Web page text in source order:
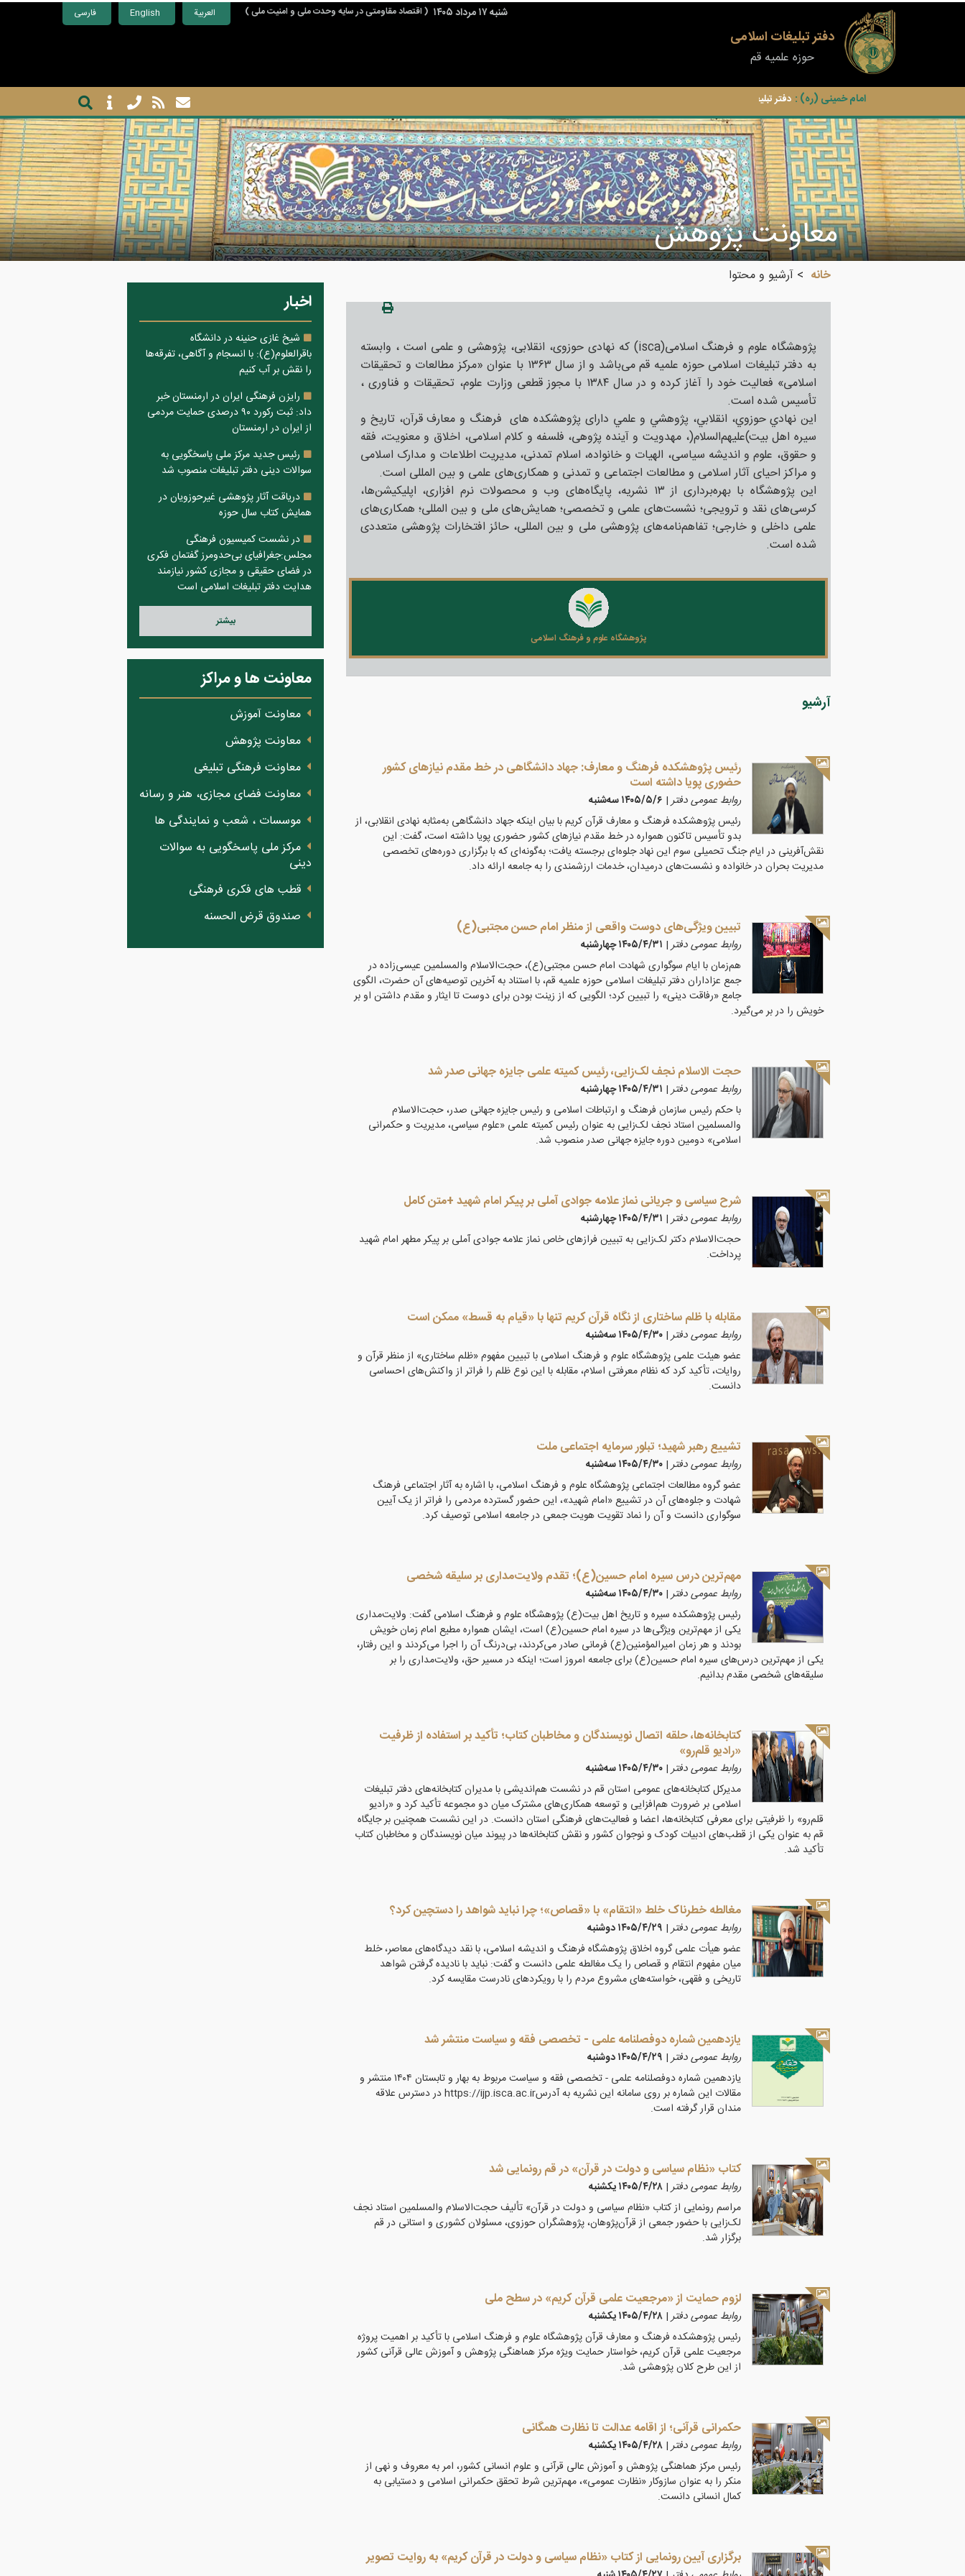
فارسی English العربية شنبه ۱۷ مرداد ۱۴۰۵ ( اقتصاد مقاومتی در سایه وحدت ملی و امنیت ملی )
دفتر تبلیغات اسلامی
حوزه علمیه قم
امام خمینی (ره) : دفتر تبلیغات اسلامی خدمات شایان تقدیری به اسلام و جمهوری اسلامی و حوزه های علمیه نموده است که باید از آن تشکر نمود.
معاونت پژوهش
خانه آرشیو و محتوا
پژوهشگاه علوم و فرهنگ اسلامی(isca) که نهادی حوزوی، انقلابی، پژوهشی و علمی است ، وابسته
به دفتر تبلیغات اسلامی حوزه علمیه قم می‌باشد و از سال ۱۳۶۳ با عنوان «مرکز مطالعات و تحقیقات
اسلامی» فعالیت خود را آغاز کرده و در سال ۱۳۸۴ با مجوز قطعی وزارت علوم، تحقیقات و فناوری ،
تأسیس شده است.
این نهادي حوزوي، انقلابي، پژوهشي و علمي دارای پژوهشکده های فرهنگ و معارف قرآن، تاريخ و
سیره اهل بیت)علیهم‌السلام(، مهدويت و آينده پژوهی، فلسفه و کلام اسلامی، اخلاق و معنويت، فقه
و حقوق، علوم و انديشه سیاسی، الهیات و خانواده، اسلام تمدنی، مديريت اطلاعات و مدارک اسلامی
و مراکز احیای آثار اسلامی و مطالعات اجتماعی و تمدنی و همکاری‌های علمی و بین المللی است.
این پژوهشگاه با بهره‌برداری از ۱۳ نشریه، پایگاه‌های وب و محصولات نرم افزاری، اپلیکیشن‌ها،
کرسی‌های نقد و ترویجی؛ نشست‌های علمی و تخصصی؛ همایش‌های ملی و بین المللی؛ همکاری‌های
علمی داخلی و خارجی؛ تفاهم‌نامه‌های پژوهشی ملی و بین المللی، حائز افتخارات پژوهشی متعددی
شده است.
پژوهشگاه علوم و فرهنگ اسلامی
آرشیو
رئیس پژوهشکده فرهنگ و معارف: جهاد دانشگاهی در خط مقدم نیازهای کشور
حضوری پویا داشته است
روابط عمومی دفتر| ۱۴۰۵/۵/۶ سه‌شنبه
رئیس پژوهشکده فرهنگ و معارف قرآن کریم با بیان اینکه جهاد دانشگاهی به‌مثابه نهادی انقلابی، از
بدو تأسیس تاکنون همواره در خط مقدم نیازهای کشور حضوری پویا داشته است، گفت: این
نقش‌آفرینی در ایام جنگ تحمیلی سوم این نهاد جلوه‌ای برجسته یافت؛ به‌گونه‌ای که با برگزاری دوره‌های تخصصی
مدیریت بحران در خانواده و نشست‌های درمیدان، خدمات ارزشمندی را به جامعه ارائه داد.
تبیین ویژگی‌های دوست واقعی از منظر امام حسن مجتبی(ع)
روابط عمومی دفتر| ۱۴۰۵/۴/۳۱ چهارشنبه
هم‌زمان با ایام سوگواری شهادت امام حسن مجتبی(ع)، حجت‌الاسلام والمسلمین عیسی‌زاده در
جمع عزاداران دفتر تبلیغات اسلامی حوزه علمیه قم، با استناد به آخرین توصیه‌های آن حضرت، الگوی
جامع «رفاقت دینی» را تبیین کرد؛ الگویی که از زینت بودن برای دوست تا ایثار و مقدم داشتن او بر
خویش را در بر می‌گیرد.
حجت الاسلام نجف لک‌زایی، رئیس کمیته علمی جایزه جهانی صدر شد
روابط عمومی دفتر| ۱۴۰۵/۴/۳۱ چهارشنبه
با حکم رئیس سازمان فرهنگ و ارتباطات اسلامی و رئیس جایزه جهانی صدر، حجت‌الاسلام
والمسلمین استاد نجف لک‌زایی به عنوان رئیس کمیته علمی «علوم سیاسی، مدیریت و حکمرانی
اسلامی» دومین دوره جایزه جهانی صدر منصوب شد.
شرح سیاسی و جریانی نماز علامه جوادی آملی بر پیکر امام شهید +متن کامل
روابط عمومی دفتر| ۱۴۰۵/۴/۳۱ چهارشنبه
حجت‌الاسلام دکتر لک‌زایی به تبیین فرازهای خاص نماز علامه جوادی آملی بر پیکر مطهر امام شهید
پرداخت.
مقابله با ظلم ساختاری از نگاه قرآن کریم تنها با «قیام به قسط» ممکن است
روابط عمومی دفتر| ۱۴۰۵/۴/۳۰ سه‌شنبه
عضو هیئت علمی پژوهشگاه علوم و فرهنگ اسلامی با تبیین مفهوم «ظلم ساختاری» از منظر قرآن و
روایات، تأکید کرد که نظام معرفتی اسلام، مقابله با این نوع ظلم را فراتر از واکنش‌های احساسی
دانست.
تشییع رهبر شهید؛ تبلور سرمایه اجتماعی ملت
روابط عمومی دفتر| ۱۴۰۵/۴/۳۰ سه‌شنبه
عضو گروه مطالعات اجتماعی پژوهشگاه علوم و فرهنگ اسلامی، با اشاره به آثار اجتماعی فرهنگ
شهادت و جلوه‌های آن در تشییع «امام شهید»، این حضور گسترده مردمی را فراتر از یک آیین
سوگواری دانست و آن را نماد تقویت هویت جمعی در جامعه اسلامی توصیف کرد.
مهم‌ترین درس سیره امام حسین(ع)؛ تقدم ولایت‌مداری بر سلیقه شخصی
روابط عمومی دفتر| ۱۴۰۵/۴/۳۰ سه‌شنبه
رئیس پژوهشکده سیره و تاریخ اهل بیت(ع) پژوهشگاه علوم و فرهنگ اسلامی گفت: ولایت‌مداری
یکی از مهم‌ترین ویژگی‌ها در سیره امام حسین(ع) است، ایشان همواره مطیع امام زمان خویش
بودند و هر زمان امیرالمؤمنین(ع) فرمانی صادر می‌کردند، بی‌درنگ آن را اجرا می‌کردند و این رفتار،
یکی از مهم‌ترین درس‌های سیره امام حسین(ع) برای جامعه امروز است؛ اینکه در مسیر حق، ولایت‌مداری را بر
سلیقه‌های شخصی مقدم بدانیم.
کتابخانه‌ها، حلقه اتصال نویسندگان و مخاطبان کتاب؛ تأکید بر استفاده از ظرفیت
«رادیو قلم‌رو»
روابط عمومی دفتر| ۱۴۰۵/۴/۳۰ سه‌شنبه
مدیرکل کتابخانه‌های عمومی استان قم در نشست هم‌اندیشی با مدیران کتابخانه‌های دفتر تبلیغات
اسلامی بر ضرورت هم‌افزایی و توسعه همکاری‌های مشترک میان دو مجموعه تأکید کرد و «رادیو
قلم‌رو» را ظرفیتی برای معرفی کتابخانه‌ها، اعضا و فعالیت‌های فرهنگی استان دانست. در این نشست همچنین بر جایگاه
قم به عنوان یکی از قطب‌های ادبیات کودک و نوجوان کشور و نقش کتابخانه‌ها در پیوند میان نویسندگان و مخاطبان کتاب
تأکید شد.
مغالطه خطرناک خلط «انتقام» با «قصاص»؛ چرا نباید شواهد را دستچین کرد؟
روابط عمومی دفتر| ۱۴۰۵/۴/۲۹ دوشنبه
عضو هیأت علمی گروه اخلاق پژوهشگاه فرهنگ و اندیشه اسلامی، با نقد دیدگاه‌های معاصر، خلط
میان مفهوم انتقام و قصاص را یک مغالطه علمی دانست و گفت: نباید با نادیده گرفتن شواهد
تاریخی و فقهی، خواسته‌های مشروع مردم را با رویکردهای نادرست مقایسه کرد.
یازدهمین شماره دوفصلنامه علمی - تخصصی فقه و سیاست منتشر شد
روابط عمومی دفتر| ۱۴۰۵/۴/۲۹ دوشنبه
یازدهمین شماره دوفصلنامه علمی - تخصصی فقه و سیاست مربوط به بهار و تابستان ۱۴۰۴ منتشر و
مقالات این شماره بر روی سامانه این نشریه به آدرسhttps://ijp.isca.ac.ir در دسترس علاقه
مندان قرار گرفته است.
کتاب «نظام سیاسی و دولت در قرآن» در قم رونمایی شد
روابط عمومی دفتر| ۱۴۰۵/۴/۲۸ يكشنبه
مراسم رونمایی از کتاب «نظام سیاسی و دولت در قرآن» تألیف حجت‌الاسلام والمسلمین استاد نجف
لک‌زایی با حضور جمعی از قرآن‌پژوهان، پژوهشگران حوزوی، مسئولان کشوری و استانی در قم
برگزار شد.
لزوم حمایت از «مرجعیت علمی قرآن کریم» در سطح ملی
روابط عمومی دفتر| ۱۴۰۵/۴/۲۸ يكشنبه
رئیس پژوهشکده فرهنگ و معارف قرآن پژوهشگاه علوم و فرهنگ اسلامی با تأکید بر اهمیت پروژه
مرجعیت علمی قرآن کریم، خواستار حمایت ویژه مرکز هماهنگی پژوهش و آموزش عالی قرآنی کشور
از این طرح کلان پژوهشی شد.
حکمرانی قرآنی؛ از اقامه عدالت تا نظارت همگانی
روابط عمومی دفتر| ۱۴۰۵/۴/۲۸ يكشنبه
رئیس مرکز هماهنگی پژوهش و آموزش عالی قرآنی و علوم انسانی کشور، امر به معروف و نهی از
منکر را به عنوان سازوکار «نظارت عمومی»، مهم‌ترین شرط تحقق حکمرانی اسلامی و دستیابی به
کمال انسانی دانست.
برگزاری آیین رونمایی از کتاب «نظام سیاسی و دولت در قرآن کریم» به روایت تصویر
اخبار
شیخ غازی حنینه در دانشگاه
باقرالعلوم(ع): با انسجام و آگاهی، تفرقه‌ها
را نقش بر آب کنیم
رایزن فرهنگی ایران در ارمنستان خبر
داد: ثبت رکورد ۹۰ درصدی حمایت مردمی
از ایران در ارمنستان
رئیس جدید مرکز ملی پاسخگویی به
سوالات دینی دفتر تبلیغات منصوب شد
دریاقت آثار پژوهشی غیرحوزویان در
همایش کتاب سال حوزه
در نشست کمیسیون فرهنگی
مجلس:جغرافیای بی‌حدومرز گفتمان فکری
در فضای حقیقی و مجازی کشور نیازمند
هدایت دفتر تبلیغات اسلامی است
بيشتر
معاونت ها و مراکز
معاونت آموزش
معاونت پژوهش
معاونت فرهنگی تبلیغی
معاونت فضای مجازی، هنر و رسانه
موسسات ، شعب و نمایندگی ها
مرکز ملی پاسخگویی به سوالات
دینی
قطب های فکری فرهنگی
صندوق قرض الحسنه